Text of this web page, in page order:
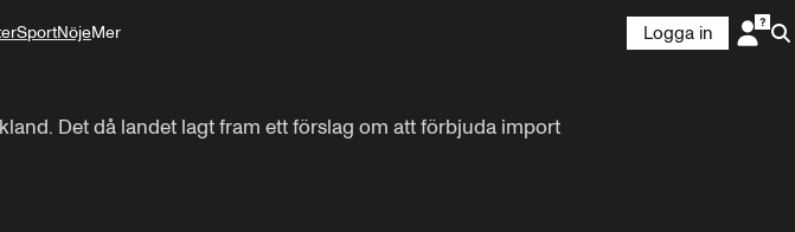
SportNöjeMer
Logga in
Det då landet lagt fram ett förslag om att förbjuda import